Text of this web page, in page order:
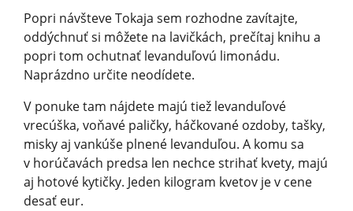
Popri návšteve Tokaja sem rozhodne zavítajte,
oddýchnuť si môžete na lavičkách, prečítaj knihu a
popri tom ochutnať levanduľovú limonádu.
Naprázdno určite neodídete.
V ponuke tam nájdete majú tiež levanduľové
vrecúška, voňavé paličky, háčkované ozdoby, tašky,
misky aj vankúše plnené levanduľou. A komu sa
v horúčavách predsa len nechce strihať kvety, majú
aj hotové kytičky. Jeden kilogram kvetov je v cene
desať eur.